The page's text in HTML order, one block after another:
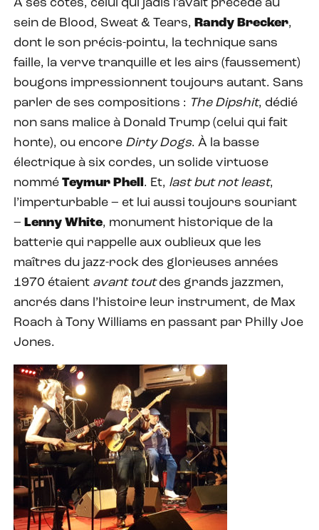
A ses côtés, celui qui jadis l’avait précédé au
sein de Blood, Sweat & Tears, Randy Brecker,
dont le son précis-pointu, la technique sans
faille, la verve tranquille et les airs (faussement)
bougons impressionnent toujours autant. Sans
parler de ses compositions : The Dipshit, dédié
non sans malice à Donald Trump (celui qui fait
honte), ou encore Dirty Dogs. À la basse
électrique à six cordes, un solide virtuose
nommé Teymur Phell . Et, last but not least,
l’imperturbable – et lui aussi toujours souriant
– Lenny White, monument historique de la
batterie qui rappelle aux oublieux que les
maîtres du jazz-rock des glorieuses années
1970 étaient avant toutdes grands jazzmen,
ancrés dans l’histoire leur instrument, de Max
Roach à Tony Williams en passant par Philly Joe
Jones.